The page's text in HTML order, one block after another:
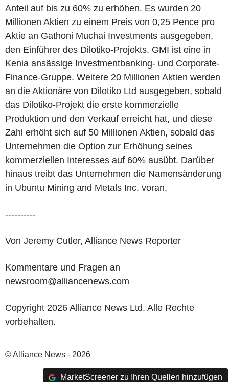
Anteil auf bis zu 60% zu erhöhen. Es wurden 20
Millionen Aktien zu einem Preis von 0,25 Pence pro
Aktie an Gathoni Muchai Investments ausgegeben,
den Einführer des Dilotiko-Projekts. GMI ist eine in
Kenia ansässige Investmentbanking- und Corporate-
Finance-Gruppe. Weitere 20 Millionen Aktien werden
an die Aktionäre von Dilotiko Ltd ausgegeben, sobald
das Dilotiko-Projekt die erste kommerzielle
Produktion und den Verkauf erreicht hat, und diese
Zahl erhöht sich auf 50 Millionen Aktien, sobald das
Unternehmen die Option zur Erhöhung seines
kommerziellen Interesses auf 60% ausübt. Darüber
hinaus treibt das Unternehmen die Namensänderung
in Ubuntu Mining and Metals Inc. voran.
----------
Von Jeremy Cutler, Alliance News Reporter
Kommentare und Fragen an
newsroom@alliancenews.com
Copyright 2026 Alliance News Ltd. Alle Rechte
vorbehalten.
© Alliance News - 2026
MarketScreener zu Ihren Quellen hinzufügen